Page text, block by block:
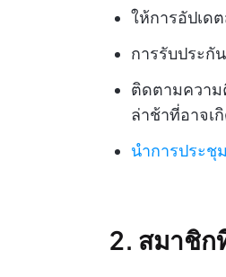
ให้การอัปเด
การรับประกั
ติดตามความ
ล่าช้าที่อาจเ
นำการประชุ
2. สมาชิก